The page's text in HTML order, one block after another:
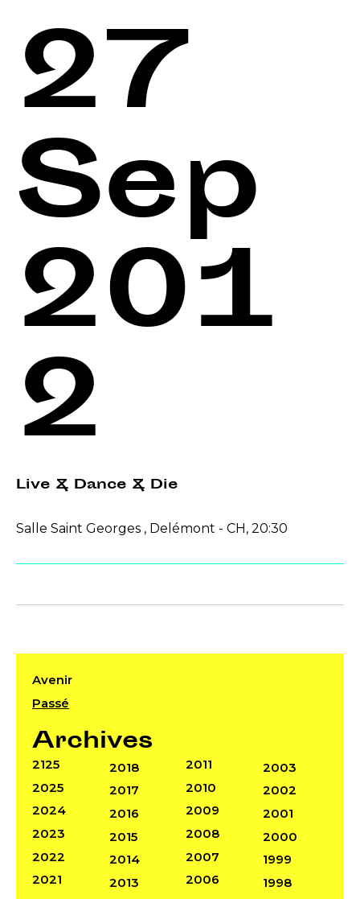
Avenir
Passé
Archives
2125
2025
2024
2023
2022
2021
2018
2017
2016
2015
2014
2013
2011
2010
2009
2008
2007
2006
2003
2002
2001
2000
1999
1998
27
Sep
201
2
Live & Dance & Die
Salle Saint Georges , Delémont - CH, 20:30